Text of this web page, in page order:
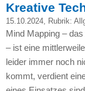
Kreative
15.10.2024, Rubrik:
Mind Mapping –
– ist eine
leider immer noch
kommt, verdient